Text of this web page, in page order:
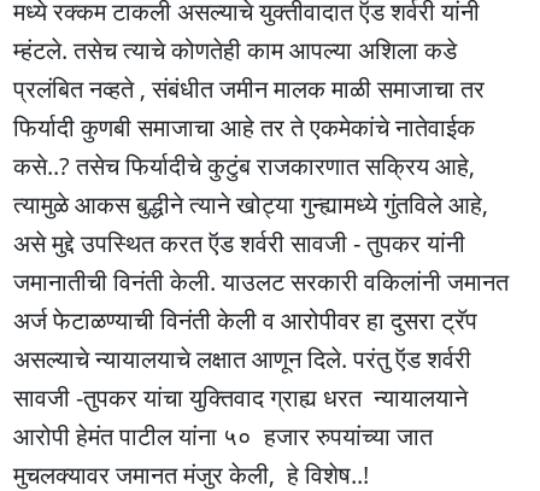
मध्ये रक्कम टाकली असल्याचे युक्तीवादात ऍड शर्वरी यांनी
म्हंटले. तसेच त्याचे कोणतेही काम आपल्या अशिला कडे
प्रलंबित नव्हते , संबंधीत जमीन मालक माळी समाजाचा तर
फिर्यादी कुणबी समाजाचा आहे तर ते एकमेकांचे नातेवाईक
कसे..? तसेच फिर्यादीचे कुटुंब राजकारणात सक्रिय आहे,
त्यामुळे आकस बुद्धीने त्याने खोट्या गुन्ह्यामध्ये गुंतविले आहे,
असे मुद्दे उपस्थित करत ऍड शर्वरी सावजी - तुपकर यांनी
जमानातीची विनंती केली. याउलट सरकारी वकिलांनी जमानत
अर्ज फेटाळण्याची विनंती केली व आरोपीवर हा दुसरा ट्रॅप
असल्याचे न्यायालयाचे लक्षात आणून दिले. परंतु ऍड शर्वरी
सावजी -तुपकर यांचा युक्तिवाद ग्राह्य धरत न्यायालयाने
आरोपी हेमंत पाटील यांना ५० हजार रुपयांच्या जात
मुचलक्यावर जमानत मंजुर केली, हे विशेष..!